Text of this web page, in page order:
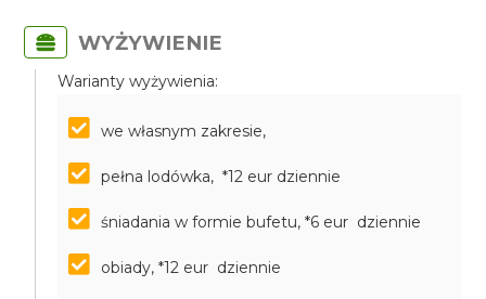
WYŻYWIENIE
Warianty wyżywienia:
we własnym zakresie,
pełna lodówka, *12 eur dziennie
śniadania w formie bufetu, *6 eur dziennie
obiady, *12 eur dziennie